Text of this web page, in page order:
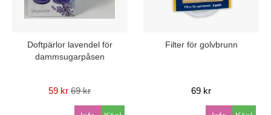
Doftpärlor lavendel för
dammsugarpåsen
59 kr 69 kr
Filter för golvbrunn
69 kr